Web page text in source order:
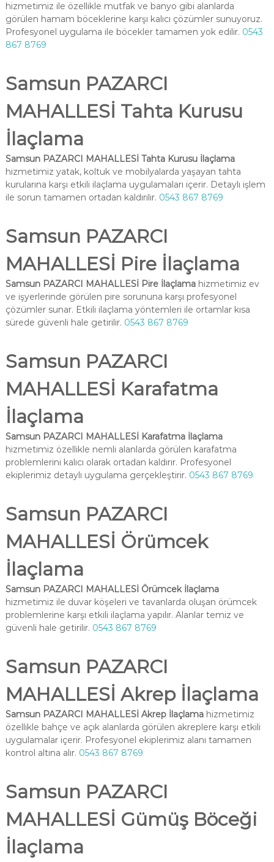
hizmetimiz ile özellikle mutfak ve banyo gibi alanlarda
görülen hamam böceklerine karşı kalıcı çözümler sunuyoruz.
Profesyonel uygulama ile böcekler tamamen yok edilir. 0543
867 8769
Samsun PAZARCI
MAHALLESİ Tahta Kurusu
İlaçlama
Samsun PAZARCI MAHALLESİ Tahta Kurusu İlaçlama
hizmetimiz yatak, koltuk ve mobilyalarda yaşayan tahta
kurularına karşı etkili ilaçlama uygulamaları içerir. Detaylı işlem
ile sorun tamamen ortadan kaldırılır. 0543 867 8769
Samsun PAZARCI
MAHALLESİ Pire İlaçlama
Samsun PAZARCI MAHALLESİ Pire İlaçlamahizmetimiz ev
ve işyerlerinde görülen pire sorununa karşı profesyonel
çözümler sunar. Etkili ilaçlama yöntemleri ile ortamlar kısa
sürede güvenli hale getirilir. 0543 867 8769
Samsun PAZARCI
MAHALLESİ Karafatma
İlaçlama
Samsun PAZARCI MAHALLESİ Karafatma İlaçlama
hizmetimiz özellikle nemli alanlarda görülen karafatma
problemlerini kalıcı olarak ortadan kaldırır. Profesyonel
ekiplerimiz detaylı uygulama gerçekleştirir. 0543 867 8769
Samsun PAZARCI
MAHALLESİ Örümcek
İlaçlama
Samsun PAZARCI MAHALLESİ Örümcek İlaçlama
hizmetimiz ile duvar köşeleri ve tavanlarda oluşan örümcek
problemlerine karşı etkili ilaçlama yapılır. Alanlar temiz ve
güvenli hale getirilir. 0543 867 8769
Samsun PAZARCI
MAHALLESİ Akrep İlaçlama
Samsun PAZARCI MAHALLESİ Akrep İlaçlamahizmetimiz
özellikle bahçe ve açık alanlarda görülen akreplere karşı etkili
uygulamalar içerir. Profesyonel ekiplerimiz alanı tamamen
kontrol altına alır. 0543 867 8769
Samsun PAZARCI
MAHALLESİ Gümüş Böceği
İlaçlama